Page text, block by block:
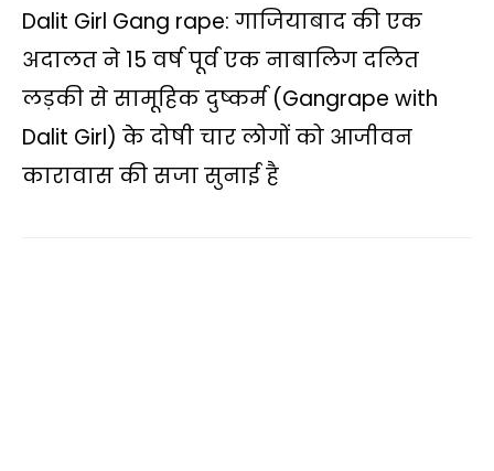
a
t
s
p
c
e
b
o
o
k
i
t
t
p
y
L
i
k
l
e
g
m
a
i
l
a
r
e
Dalit Girl Gang rape: गाजियाबाद की एक
अदालत ने 15 वर्ष पूर्व एक नाबालिग दलित
लड़की से सामूहिक दुष्कर्म (Gangrape with
Dalit Girl) के दोषी चार लोगों को आजीवन
कारावास की सजा सुनाई है